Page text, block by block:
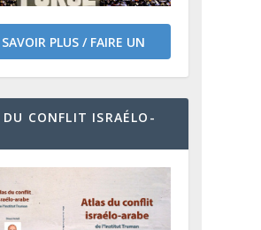
PLUS / FAIRE UN
DON
CONFLIT ISRAÉLO-